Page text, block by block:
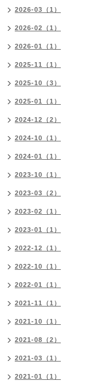
2026-03（1）
2026-02（1）
2026-01（1）
2025-11（1）
2025-10（3）
2025-01（1）
2024-12（2）
2024-10（1）
2024-01（1）
2023-10（1）
2023-03（2）
2023-02（1）
2023-01（1）
2022-12（1）
2022-10（1）
2022-01（1）
2021-11（1）
2021-10（1）
2021-08（2）
2021-03（1）
2021-01（1）